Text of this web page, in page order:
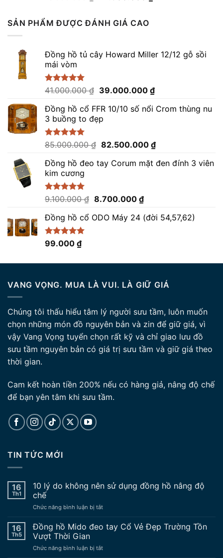
là:
16.000.000 ₫.
SẢN PHẨM ĐƯỢC ĐÁNH GIÁ CAO
Đồng hồ tủ cây Howard Miller 12/12 gỗ sồi
mái vòm
Được xếp
5 sao
41.000.000₫ Giá
là:
41.000.000 ₫.
39.000.000 ₫Giá
tại
Đồng hồ cổ FFR 10/10 số nổi Crom thùng nu
3 buồng to đẹp
Được xếp
5 sao
85.000.000₫ Giá
là:
82.500.000 ₫Giá
tại
Đồng hồ đeo tay Corum mặt đen đính 3 viên
kim cương
Được xếp
5 sao
9.100.000₫ Giá
là:
8.700.000 ₫Giá
tại
Đồng hồ cổ ODO Máy 24 (đời 54,57,62)
Được xếp
5.00
99.000 ₫
VANG VỌNG. MUA LÀ VUI. LÀ GIỮ GIÁ
Chúng tôi thấu hiểu tâm lý người sưu tầm, luôn muốn
chọn những món đồ nguyên bản và zin để giữ giá, vì
vậy Vang Vọng tuyển chọn rất kỹ và chỉ giao lưu đồ
sưu tầm nguyên bản có giá trị sưu tầm và giữ giá theo
thời gian.
Cam kết hoàn tiền 200% nếu có hàng giả, nâng độ chế
để bạn yên tâm khi sưu tầm.
TIN TỨC MỚI
16
Th1
10 lý do không nên sử dụng đồng hồ nâng độ
chế
Chức năng bình luận bị tắtở
lý
do
nên
16
Th5
Đồng hồ Mido đeo tay Cổ Vẻ Đẹp Trường Tồn
Vượt Thời Gian
Chức năng bình luận bị tắtở